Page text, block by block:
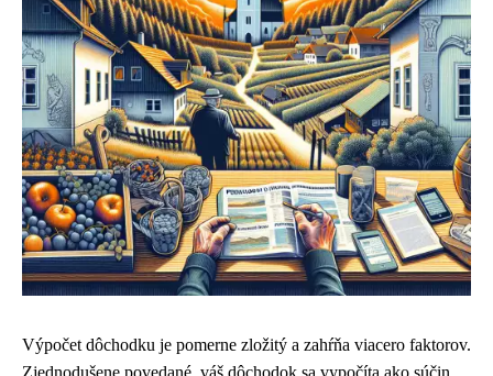
Výpočet dôchodku je pomerne zložitý a zahŕňa viacero faktorov.
Zjednodušene povedané, váš dôchodok sa vypočíta ako súčin